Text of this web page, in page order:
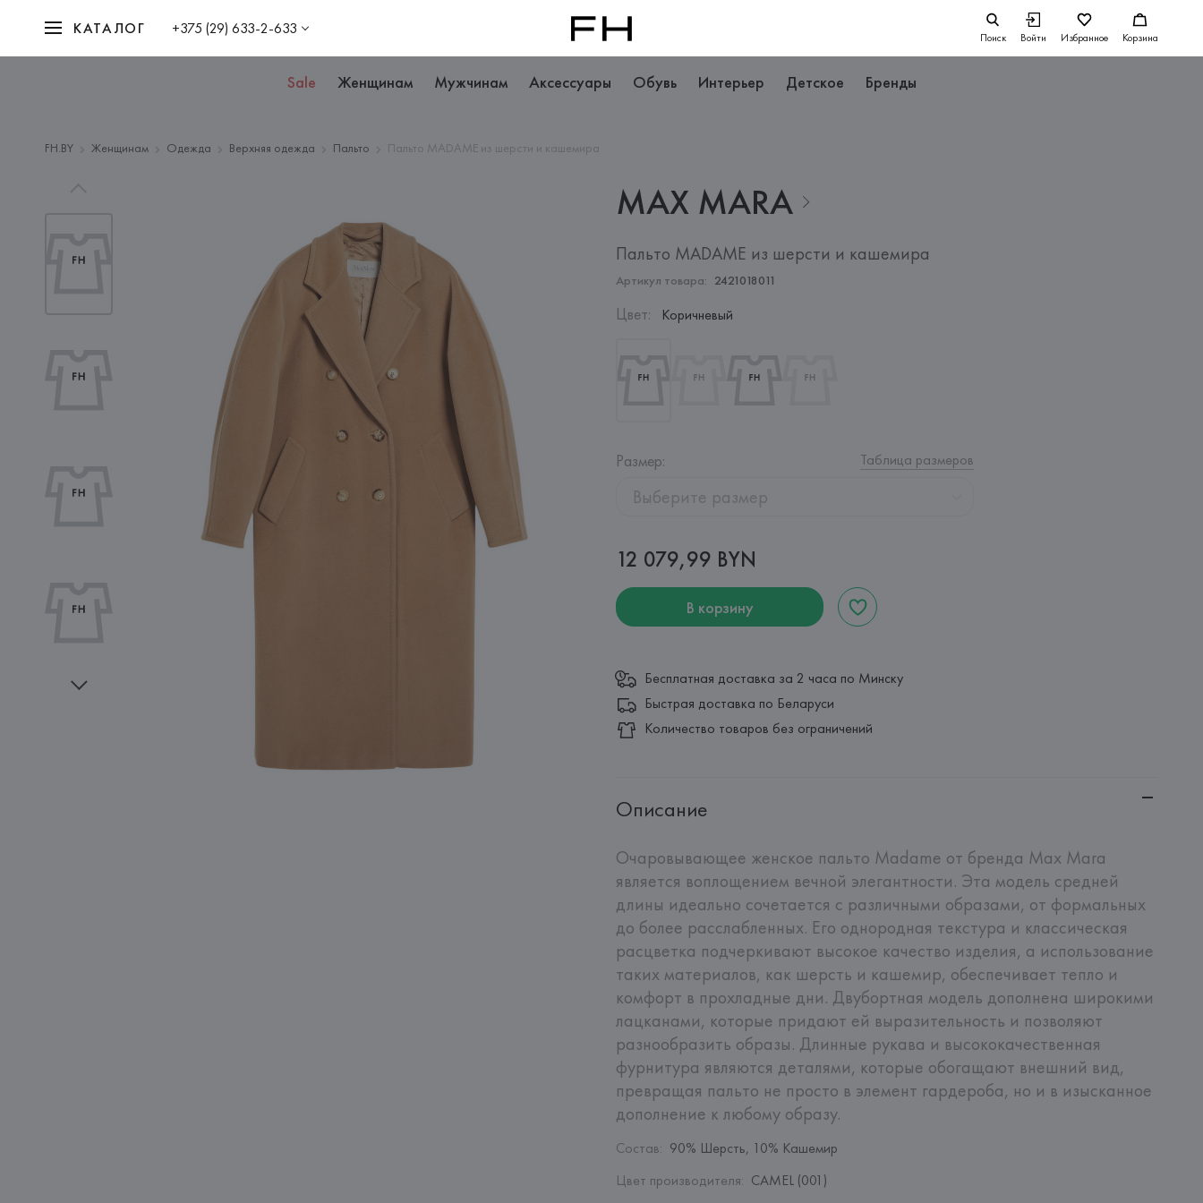
КАТАЛОГ +375 (29) 633-2-633 Поиск Войти Избранное Корзина
Sale Женщинам Мужчинам Аксессуары Обувь Интерьер Детское Бренды
FH.BY Женщинам Одежда Верхняя одежда Пальто Пальто MADAME из шерсти и кашемира
MAX MARA
Пальто MADAME из шерсти и кашемира
Артикул товара: 2421018011
Цвет: Коричневый
Размер: Таблица размеров
Выберите размер
12 079,99 BYN
В корзину
Бесплатная доставка за 2 часа по Минску
Быстрая доставка по Беларуси
Количество товаров без ограничений
Описание
Очаровывающее женское пальто Madame от бренда Max Mara
является воплощением вечной элегантности. Эта модель средней
длины идеально сочетается с различными образами, от формальных
до более расслабленных. Его однородная текстура и классическая
расцветка подчеркивают высокое качество изделия, а использование
таких материалов, как шерсть и кашемир, обеспечивает тепло и
комфорт в прохладные дни. Двубортная модель дополнена широкими
лацканами, которые придают ей выразительность и позволяют
разнообразить образы. Длинные рукава и высококачественная
фурнитура являются деталями, которые обогащают внешний вид,
превращая пальто не просто в элемент гардероба, но и в изысканное
дополнение к любому образу.
Состав: 90% Шерсть, 10% Кашемир
Цвет производителя: CAMEL (001)